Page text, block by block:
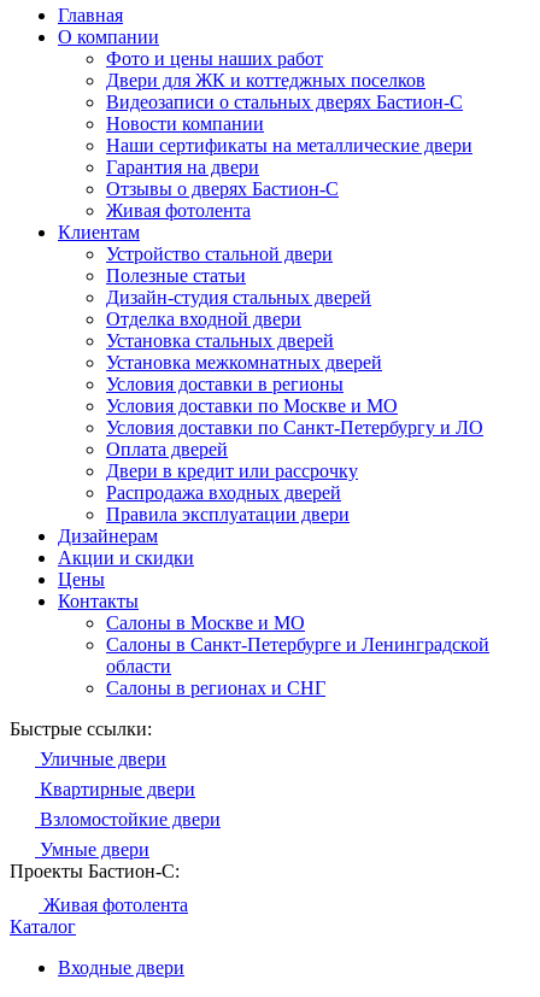
Главная
О компании
Фото и цены наших работ
Двери для ЖК и коттеджных поселков
Видеозаписи о стальных дверях Бастион-С
Новости компании
Наши сертификаты на металлические двери
Гарантия на двери
Отзывы о дверях Бастион-С
Живая фотолента
Клиентам
Устройство стальной двери
Полезные статьи
Дизайн-студия стальных дверей
Отделка входной двери
Установка стальных дверей
Установка межкомнатных дверей
Условия доставки в регионы
Условия доставки по Москве и МО
Условия доставки по Санкт-Петербургу и ЛО
Оплата дверей
Двери в кредит или рассрочку
Распродажа входных дверей
Правила эксплуатации двери
Дизайнерам
Акции и скидки
Цены
Контакты
Салоны в Москве и МО
Салоны в Санкт-Петербурге и Ленинградской
области
Салоны в регионах и СНГ
Быстрые ссылки:
Уличные двери
Квартирные двери
Взломостойкие двери
Умные двери
Проекты Бастион-С:
Живая фотолента
Каталог
Входные двери